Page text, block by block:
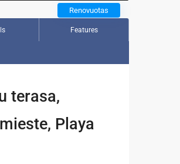
RenovuotasPrevious
Features
terasa,
Playa